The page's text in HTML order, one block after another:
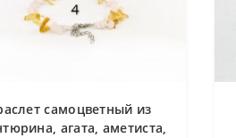
самоцветный из
агата, аметиста,